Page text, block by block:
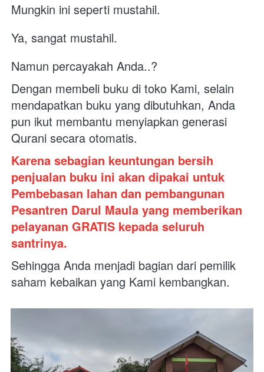
Mungkin ini seperti mustahil.
Ya, sangat mustahil.
Namun percayakah Anda..?
Dengan membeli buku di toko Kami, selain
mendapatkan buku yang dibutuhkan, Anda
pun ikut membantu menyiapkan generasi
Qurani secara otomatis.
Karena sebagian keuntungan bersih
penjualan buku ini akan dipakai untuk
Pembebasan lahan dan pembangunan
Pesantren Darul Maula yang memberikan
pelayanan GRATIS kepada seluruh
santrinya.
Sehingga Anda menjadi bagian dari pemilik
saham kebaikan yang Kami kembangkan.